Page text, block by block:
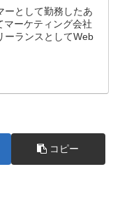
ーとして勤務したあ
マーケティング会社
ーランスとしてWeb
コピー